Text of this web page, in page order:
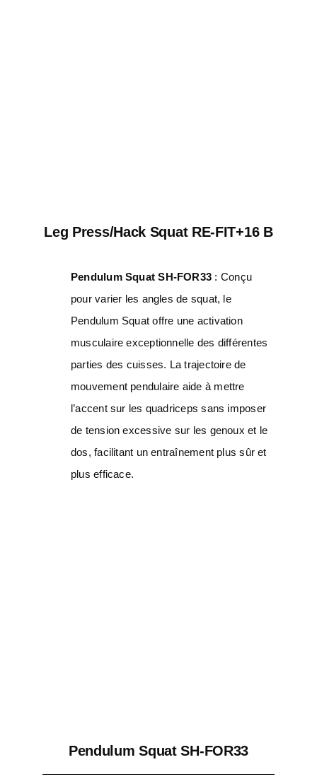
Leg Press/Hack Squat RE-FIT+16 B
Pendulum Squat SH-FOR33 : Conçu
pour varier les angles de squat, le
Pendulum Squat offre une activation
musculaire exceptionnelle des différentes
parties des cuisses. La trajectoire de
mouvement pendulaire aide à mettre
l’accent sur les quadriceps sans imposer
de tension excessive sur les genoux et le
dos, facilitant un entraînement plus sûr et
plus efficace.
Pendulum Squat SH-FOR33